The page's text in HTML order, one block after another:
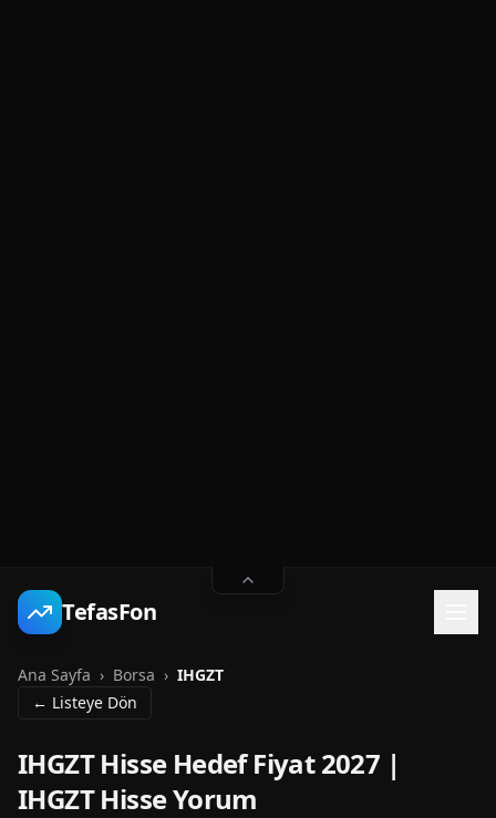
TefasFon
Ana Sayfa › Borsa › IHGZT
← Listeye Dön
IHGZT Hisse Hedef Fiyat 2027 |
IHGZT Hisse Yorum